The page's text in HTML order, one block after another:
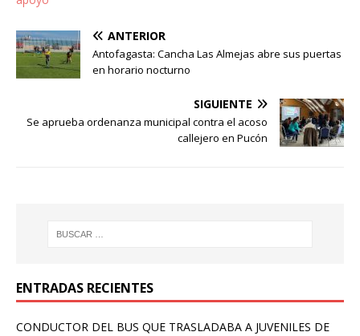
ANTERIOR
Antofagasta: Cancha Las Almejas abre sus puertas
en horario nocturno
SIGUIENTE
Se aprueba ordenanza municipal contra el acoso
callejero en Pucón
ENTRADAS RECIENTES
CONDUCTOR DEL BUS QUE TRASLADABA A JUVENILES DE